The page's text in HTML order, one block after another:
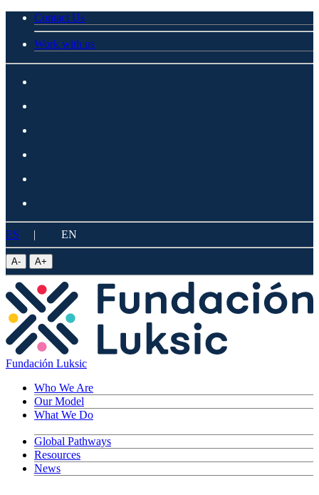
Contact Us
Work with us
ES | EN
A- A+
Fundación Luksic
Who We Are
Our Model
What We Do
Global Pathways
Resources
News